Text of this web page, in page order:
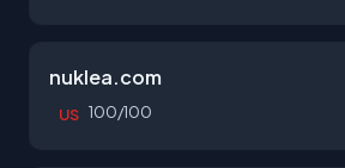
nuklea.com
US 100/100